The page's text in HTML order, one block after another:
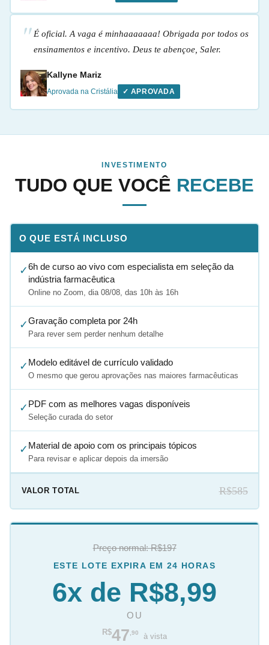
É oficial. A vaga é minhaaaaaaa! Obrigada por todos os
ensinamentos e incentivo. Deus te abençoe, Saler.
Kallyne Mariz
Aprovada na Cristália ✓ APROVADA
INVESTIMENTO
TUDO QUE VOCÊ RECEBE
O QUE ESTÁ INCLUSO
✓6h de curso ao vivo com especialista em seleção da
indústria farmacêutica
Online no Zoom, dia 08/08, das 10h às 16h
✓Gravação completa por 24h
Para rever sem perder nenhum detalhe
✓ Modelo editável de currículo validado
O mesmo que gerou aprovações nas maiores farmacêuticas
✓ PDF com as melhores vagas disponíveis
Seleção curada do setor
✓ Material de apoio com os principais tópicos
Para revisar e aplicar depois da imersão
VALOR TOTAL R$585
Preço normal: R$197
ESTE LOTE EXPIRA EM 24 HORAS
6x de R$8,99
OU
R$47 ,90 à vista